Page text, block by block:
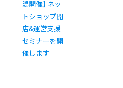
潟開催】 ネッ
トショップ開
店&運営支援
セミナーを開
催します